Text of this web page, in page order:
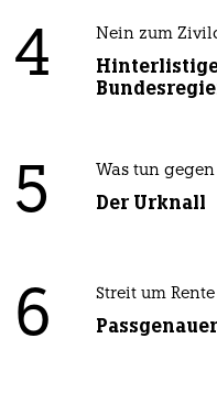
4 Nein zum
5 Was tun
Der Urknall
6 Streit um